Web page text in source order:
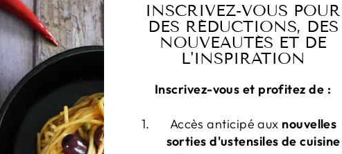
INSCRIVEZ-VOUS POUR
DES RÉDUCTIONS, DES
NOUVEAUTÉS ET DE
L'INSPIRATION
Inscrivez-vous et profitez de :
Accès anticipé aux nouvelles
sorties d'ustensiles de cuisine